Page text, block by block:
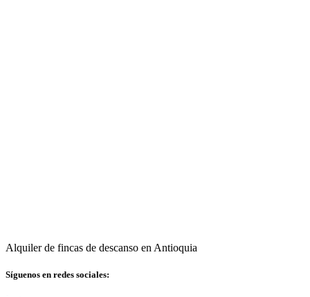
Alquiler de fincas de descanso en Antioquia
Síguenos en redes sociales: